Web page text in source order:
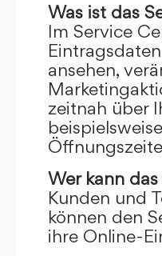
Was ist das
Im Service
ansehen,
zeitnah über
Wer kann
Kunden und
können den
ihre Online-